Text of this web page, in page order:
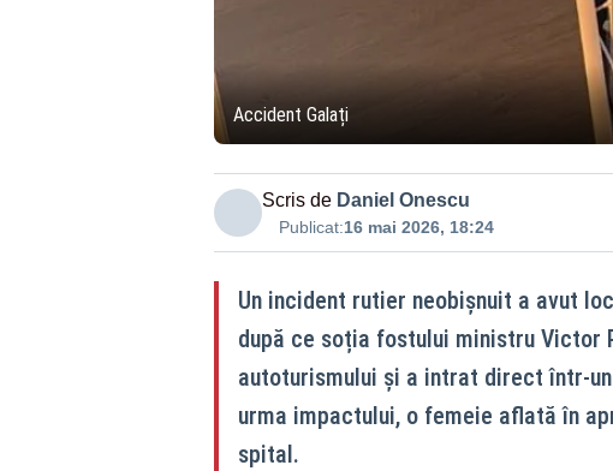
Accident Galați
Scris de Daniel Onescu
Publicat:16 mai 2026, 18:24
Un incident rutier neobișnuit a avut
după ce soția fostului ministru Victor
autoturismului și a intrat direct într-
urma impactului, o femeie aflată în
spital.